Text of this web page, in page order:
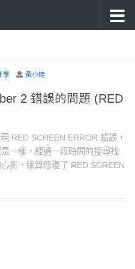
享 黃小蛙
2 錯誤的問題 (RED
RED SCREEN ERROR 錯誤，
一樣，經過一段時間的搜尋找
態，總算修復了 RED SCREEN